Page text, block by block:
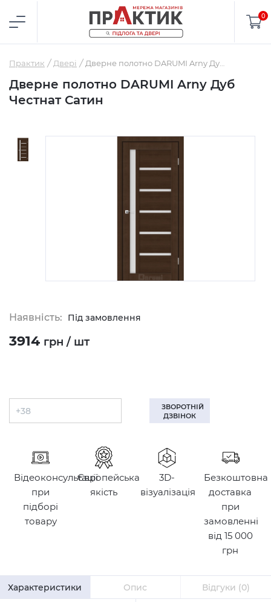
0
Практик Двері
Дверне полотно DARUMI Arny Дуб
Честнат Сатин
Наявність: Під замовлення
3914 грн / шт
ЗВОРОТНІЙ
ДЗВІНОК
Відеоконсультації
при
підборі
товару
Європейська
якість
3D-
візуалізація
Безкоштовна
доставка
при
замовленні
від 15 000
грн
Характеристики Опис Відгуки (0)